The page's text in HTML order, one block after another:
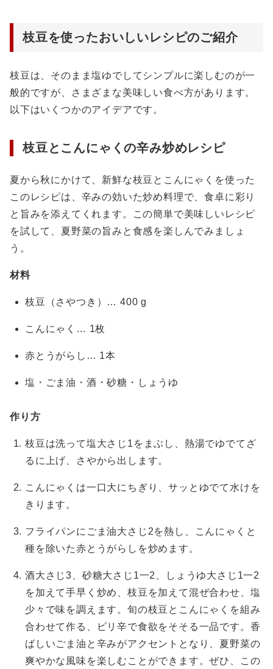
枝豆を使ったおいしいレシピのご紹介
枝豆は、そのまま塩ゆでしてシンプルに楽しむのが一
般的ですが、さまざまな美味しい食べ方があります。
以下はいくつかのアイデアです。
枝豆とこんにゃくの辛み炒めレシピ
夏から秋にかけて、新鮮な枝豆とこんにゃくを使った
このレシピは、辛みの効いた炒め料理で、食卓に彩り
と旨みを添えてくれます。この簡単で美味しいレシピ
を試して、夏野菜の旨みと食感を楽しんでみましょ
う。
材料
枝豆（さやつき）… 400 g
こんにゃく… 1枚
赤とうがらし… 1本
塩・ごま油・酒・砂糖・しょうゆ
作り方
枝豆は洗って塩大さじ1をまぶし、熱湯でゆでてざ
るに上げ、さやから出します。
こんにゃくは一口大にちぎり、サッとゆでて水けを
きります。
フライパンにごま油大さじ2を熱し、こんにゃくと
種を除いた赤とうがらしを炒めます。
酒大さじ3、砂糖大さじ1一2、しょうゆ大さじ1一2
を加えて手早く炒め、枝豆を加えて混ぜ合わせ、塩
少々で味を調えます。旬の枝豆とこんにゃくを組み
合わせて作る、ピリ辛で食欲をそそる一品です。香
ばしいごま油と辛みがアクセントとなり、夏野菜の
爽やかな風味を楽しむことができます。ぜひ、この